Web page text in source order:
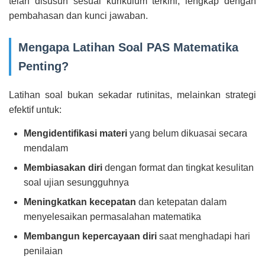
pembahasan dan kunci jawaban.
Mengapa Latihan Soal PAS Matematika
Penting?
Latihan soal bukan sekadar rutinitas, melainkan strategi
efektif untuk:
Mengidentifikasi materi yang belum dikuasai secara
mendalam
Membiasakan diri dengan format dan tingkat kesulitan
soal ujian sesungguhnya
Meningkatkan kecepatan dan ketepatan dalam
menyelesaikan permasalahan matematika
Membangun kepercayaan diri saat menghadapi hari
penilaian